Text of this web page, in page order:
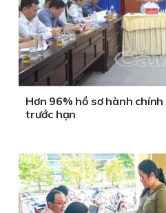
Hơn 96% hồ sơ hành
trước hạn